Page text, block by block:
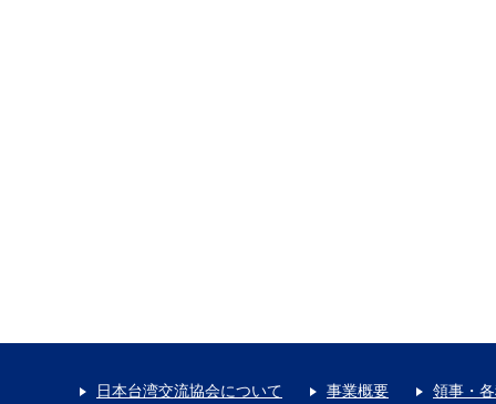
日本台湾交流協会について 事業概要 領事・